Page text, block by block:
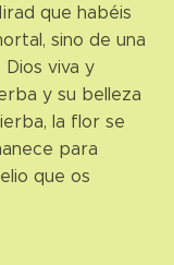
que habéis
sino de una
viva y
y su belleza
la flor se
para
que os